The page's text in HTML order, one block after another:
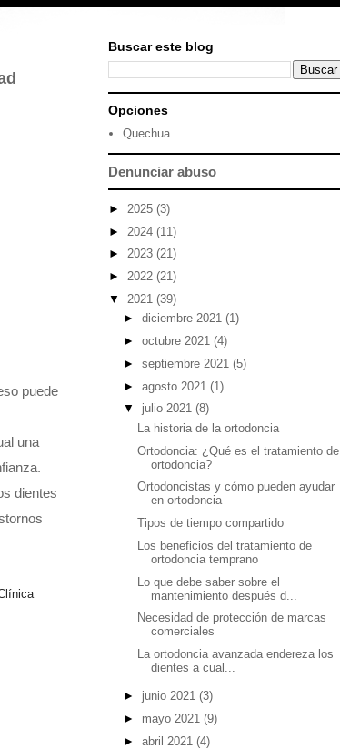
puede
una
dientes
Buscar este blog
Opciones
Quechua
Denunciar abuso
► 2025 (3)
► 2024 (11)
► 2023 (21)
► 2022 (21)
▼ 2021 (39)
► diciembre 2021 (1)
► octubre 2021 (4)
► septiembre 2021 (5)
► agosto 2021 (1)
▼ julio 2021 (8)
La historia de la ortodoncia
Ortodoncia: ¿Qué es el tratamiento de
ortodoncia?
Ortodoncistas y cómo pueden ayudar
en ortodoncia
Tipos de tiempo compartido
Los beneficios del tratamiento de
ortodoncia temprano
Lo que debe saber sobre el
mantenimiento después d...
Necesidad de protección de marcas
comerciales
La ortodoncia avanzada endereza los
dientes a cual...
► junio 2021 (3)
► mayo 2021 (9)
► abril 2021 (4)